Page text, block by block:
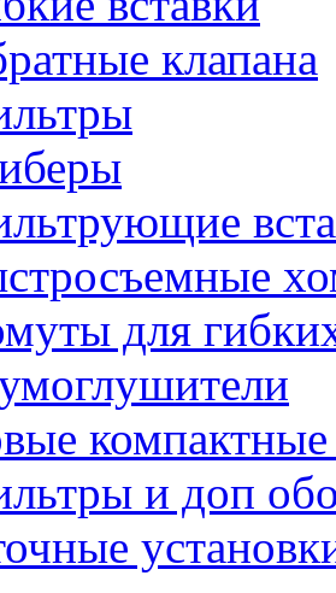
клапана
для
и доп